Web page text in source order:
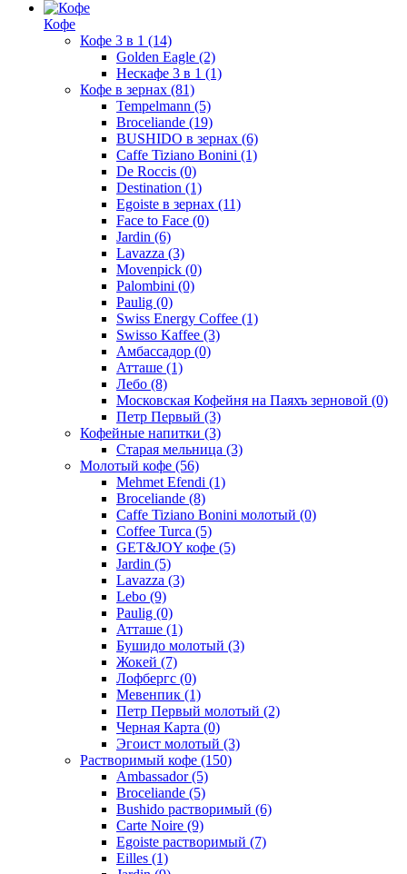
Кофе
Кофе 3 в 1 (14)
Golden Eagle (2)
Нескафе 3 в 1 (1)
Кофе в зернах (81)
Tempelmann (5)
Broceliande (19)
BUSHIDO в зернах (6)
Caffe Tiziano Bonini (1)
De Roccis (0)
Destination (1)
Egoiste в зернах (11)
Face to Face (0)
Jardin (6)
Lavazza (3)
Movenpick (0)
Palombini (0)
Paulig (0)
Swiss Energy Coffee (1)
Swisso Kaffee (3)
Амбассадор (0)
Атташе (1)
Лебо (8)
Московская Кофейня на Паяхъ зерновой (0)
Петр Первый (3)
Кофейные напитки (3)
Старая мельница (3)
Молотый кофе (56)
Mehmet Efendi (1)
Broceliande (8)
Caffe Tiziano Bonini молотый (0)
Coffee Turca (5)
GET&JOY кофе (5)
Jardin (5)
Lavazza (3)
Lebo (9)
Paulig (0)
Атташе (1)
Бушидо молотый (3)
Жокей (7)
Лофбергс (0)
Мевенпик (1)
Петр Первый молотый (2)
Черная Карта (0)
Эгоист молотый (3)
Растворимый кофе (150)
Ambassador(5)
Broceliande (5)
Bushido растворимый (6)
Carte Noire (9)
Egoiste растворимый (7)
Eilles (1)